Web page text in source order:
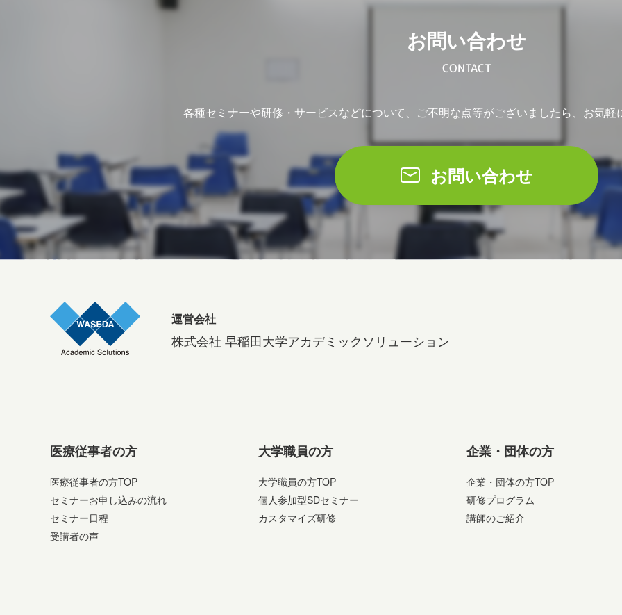
お問い合わせ
CONTACT
各種セミナーや研修・サービスなどについて、ご不明な点等がございましたら、お気
お問い合わせ
運営会社
株式会社 早稲田大学アカデミックソリューション
医療従事者の方
医療従事者の方TOP
セミナーお申し込みの流れ
セミナー日程
受講者の声
大学職員の方
大学職員の方TOP
個人参加型SDセミナー
カスタマイズ研修
企業・団体の方
企業・団体の方TOP
研修プログラム
講師のご紹介